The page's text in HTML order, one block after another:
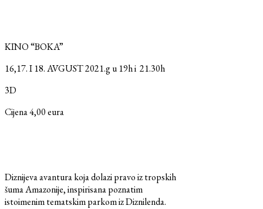
KINO “BOKA”
16,17. I 18. AVGUST 2021.g u 19h i 21.30h
3D
Cijena 4,00 eura
Diznijeva avantura koja dolazi pravo iz tropskih
šuma Amazonije, inspirisana poznatim
istoimenim tematskim parkom iz Diznilenda.